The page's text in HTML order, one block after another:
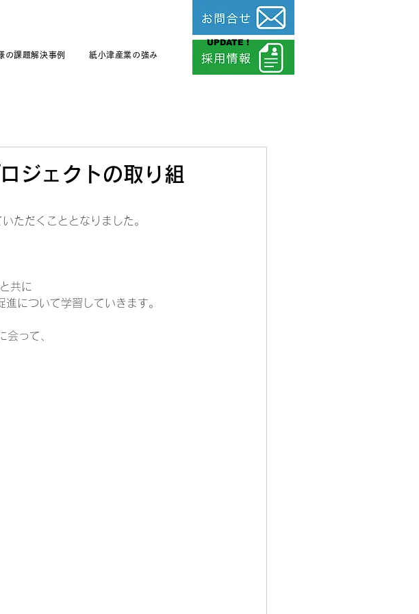
の課題解決事例 紙小津産業の強み
UPDATE !
ジェクトの取り組
ただくこととなりました。
共に
について学習していきます。
って、